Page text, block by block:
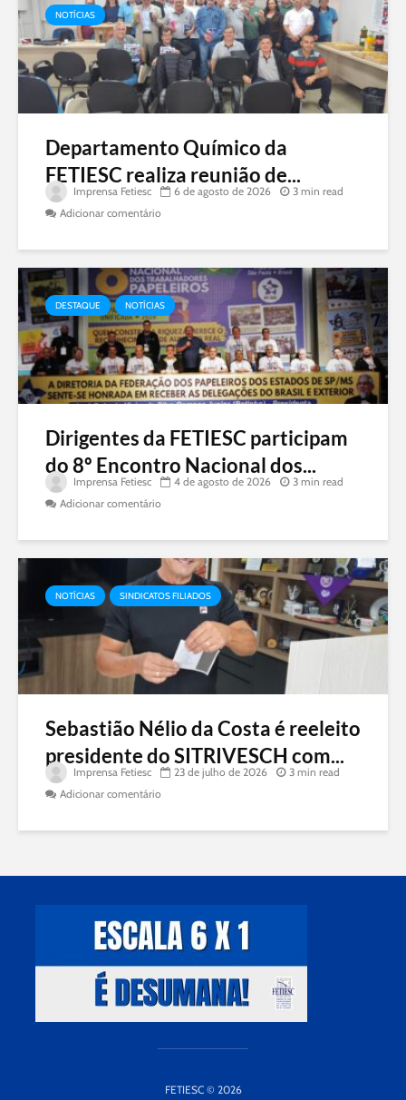
NOTÍCIAS
Departamento Químico da
FETIESC realiza reunião de...
Imprensa Fetiesc 6 de agosto de 2026
3 min read
Adicionar comentário
DESTAQUE NOTÍCIAS
Dirigentes da FETIESC participam
do 8º Encontro Nacional dos...
Imprensa Fetiesc 4 de agosto de 2026
3 min read
Adicionar comentário
NOTÍCIAS SINDICATOS FILIADOS
Sebastião Nélio da Costa é reeleito
presidente do SITRIVESCH com...
Imprensa Fetiesc 23 de julho de 2026
3 min read
Adicionar comentário
FETIESC © 2026